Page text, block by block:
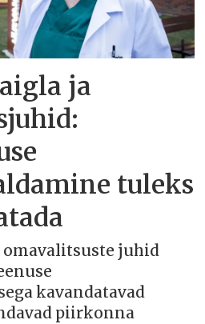
ja
tuleks
omavalitsuste juhid
kavandatavad
piirkonna